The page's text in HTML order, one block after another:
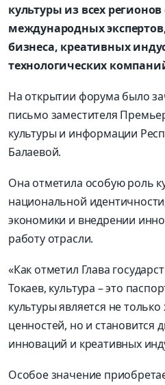
культуры из всех
международных
бизнеса, креативных
технологических
На открытии форума было
письмо заместителя
культуры и информации
Балаевой.
Она отметила особую роль
национальной
экономики и внедрении
работу отрасли.
«Как отметил Глава
Токаев, культура – это
культуры является не
ценностей, но и становится
инноваций и креативных
Особое значение